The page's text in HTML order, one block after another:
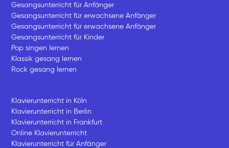
Gesangsunterricht für Anfänger
Gesangsunterricht für erwachsene Anfänger
Gesangsunterricht für erwachsene Anfänger
Gesangsunterricht für Kinder
Pop singen lernen
Klassik gesang lernen
Rock gesang lernen
Klavierunterricht in Köln
Klavierunterricht in Berlin
Klavierunterricht in Frankfurt
Online Klavierunterricht
Klavierunterricht für Anfänger